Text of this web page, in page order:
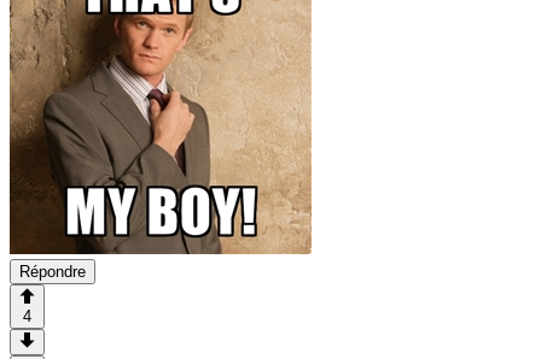
Répondre
4